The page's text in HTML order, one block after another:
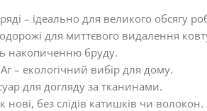
– ідеально для великого обсягу
для миттєвого видалення
накопиченню бруду.
– екологічний вибір для дому.
для догляду за тканинами.
без слідів катишків чи волокон.